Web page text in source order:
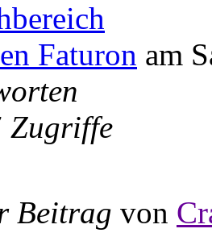
Faturon am
Zugriffe
Beitrag von